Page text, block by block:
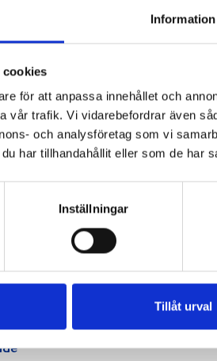
Information
cookies
för att anpassa innehållet och
vår trafik. Vi vidarebefordrar även
och analysföretag som vi
har tillhandahållit eller som de har
Inställningar
Tillåt urval
200g